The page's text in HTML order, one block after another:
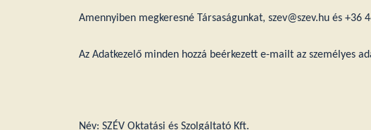
Amennyiben megkeresné Társaságunkat, szev@szev.hu és
Az Adatkezelő minden hozzá beérkezett e-mailt az személyes
Név: SZÉV Oktatási és Szolgáltató Kft.